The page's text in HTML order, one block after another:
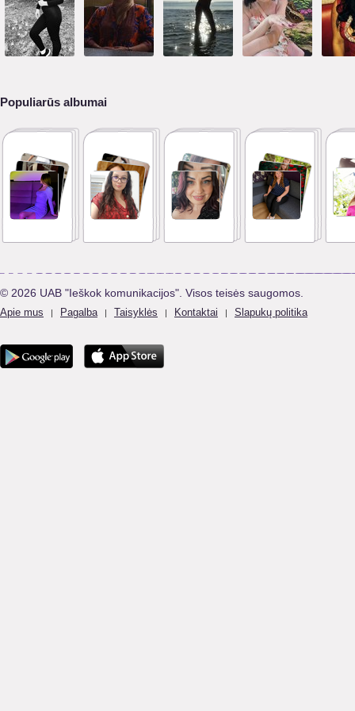
Populiarūs albumai
© 2026 UAB "Ieškok komunikacijos". Visos teisės saugomos.
Apie mus | Pagalba | Taisyklės | Kontaktai | Slapukų politika